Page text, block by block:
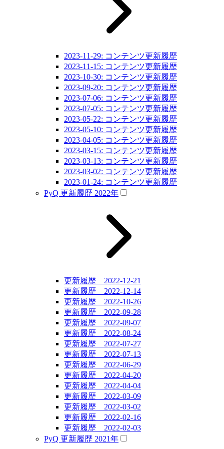
2023-11-29: コンテンツ更新履歴
2023-11-15: コンテンツ更新履歴
2023-10-30: コンテンツ更新履歴
2023-09-20: コンテンツ更新履歴
2023-07-06: コンテンツ更新履歴
2023-07-05: コンテンツ更新履歴
2023-05-22: コンテンツ更新履歴
2023-05-10: コンテンツ更新履歴
2023-04-05: コンテンツ更新履歴
2023-03-15: コンテンツ更新履歴
2023-03-13: コンテンツ更新履歴
2023-03-02: コンテンツ更新履歴
2023-01-24: コンテンツ更新履歴
PyQ 更新履歴 2022年
更新履歴 2022-12-21
更新履歴 2022-12-14
更新履歴 2022-10-26
更新履歴 2022-09-28
更新履歴 2022-09-07
更新履歴 2022-08-24
更新履歴 2022-07-27
更新履歴 2022-07-13
更新履歴 2022-06-29
更新履歴 2022-04-20
更新履歴 2022-04-04
更新履歴 2022-03-09
更新履歴 2022-03-02
更新履歴 2022-02-16
更新履歴 2022-02-03
PyQ 更新履歴 2021年